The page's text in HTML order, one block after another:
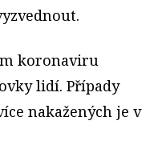
koronaviru
lidí. Případy
nakažených je v